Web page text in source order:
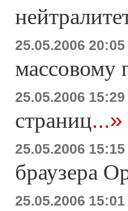
25.05.2006 20:05
массовому
25.05.2006 15:29
страниц...»
25.05.2006 15:15
браузера
25.05.2006 15:01